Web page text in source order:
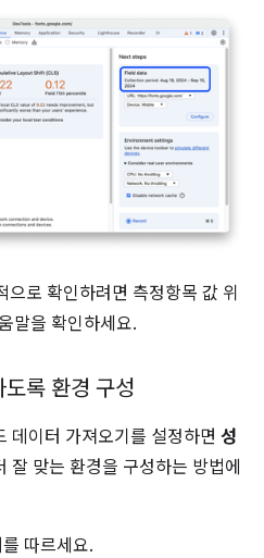
으로 확인하려면 측정항목 값 위
말을 확인하세요.
록 환경 구성
데이터 가져오기를 설정하면 성
잘 맞는 환경을 구성하는 방법에
따르세요.